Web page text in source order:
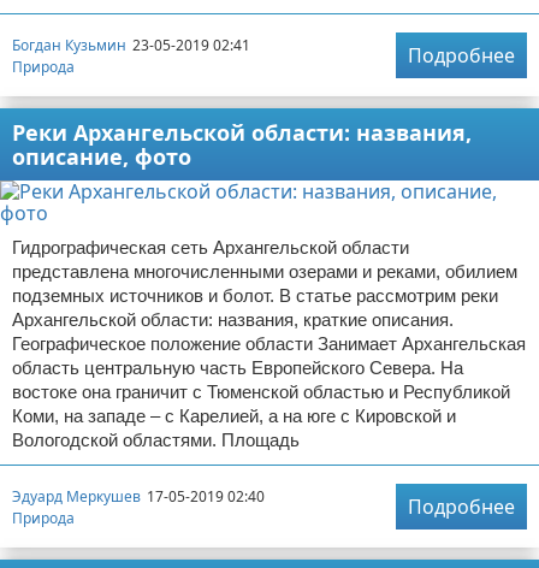
Богдан Кузьмин 23-05-2019 02:41
Природа
Подробнее
Реки Архангельской области: названия,
описание, фото
Гидрографическая сеть Архангельской области
представлена многочисленными озерами и реками, обилием
подземных источников и болот. В статье рассмотрим реки
Архангельской области: названия, краткие описания.
Географическое положение области Занимает Архангельская
область центральную часть Европейского Севера. На
востоке она граничит с Тюменской областью и Республикой
Коми, на западе – с Карелией, а на юге с Кировской и
Вологодской областями. Площадь
Эдуард Меркушев 17-05-2019 02:40
Природа
Подробнее